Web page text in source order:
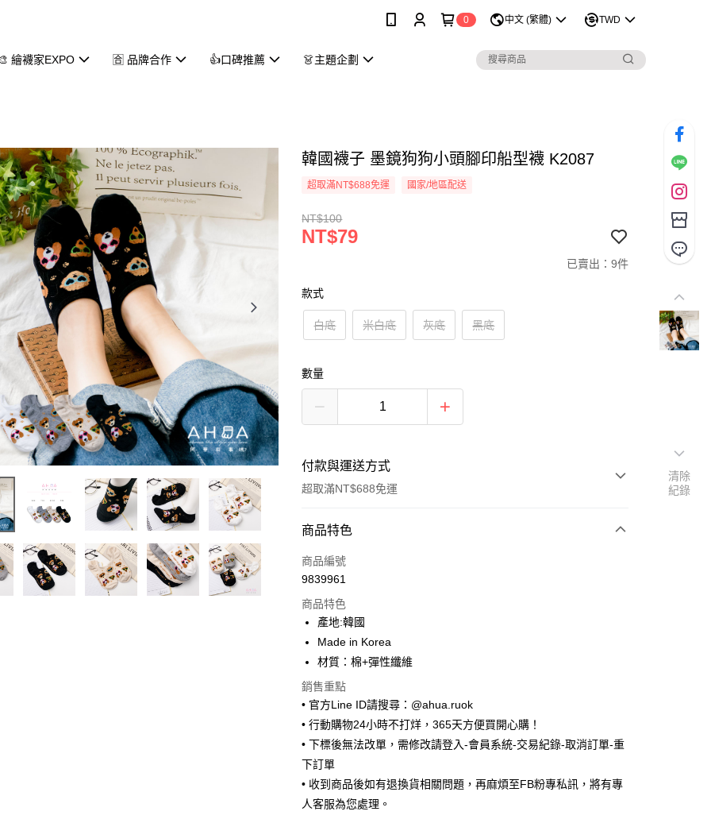
0 中文 (繁體) TWD
繪襪家EXPO 🈴 品牌合作 👍口碑推薦 👗主題企劃
韓國襪子 墨鏡狗狗小頭腳印船型襪 K2087
超取滿NT$688免運 國家/地區配送
NT$100
NT$79
已賣出：9件
款式
白底 米白底 灰底 黑底
數量
付款與運送方式
超取滿NT$688免運
付款方式
信用卡一次付款
LINE Pay
Apple Pay
悠遊付
ATM付款
運送方式
商品特色
商品編號
9839961
商品特色
產地:韓國
Made in Korea
材質：棉+彈性纖維
銷售重點
• 官方Line ID請搜尋：@ahua.ruok
• 行動購物24小時不打烊，365天方便買開心購！
• 下標後無法改單，需修改請登入-會員系統-交易紀錄-取消訂單-重
下訂單
• 收到商品後如有退換貨相關問題，再麻煩至FB粉專私訊，將有專
人客服為您處理。
清除
紀錄